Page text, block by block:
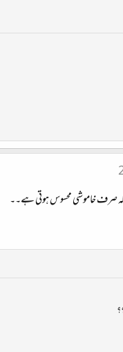
صرف خاموشی محسوس ہوتی ہے۔۔